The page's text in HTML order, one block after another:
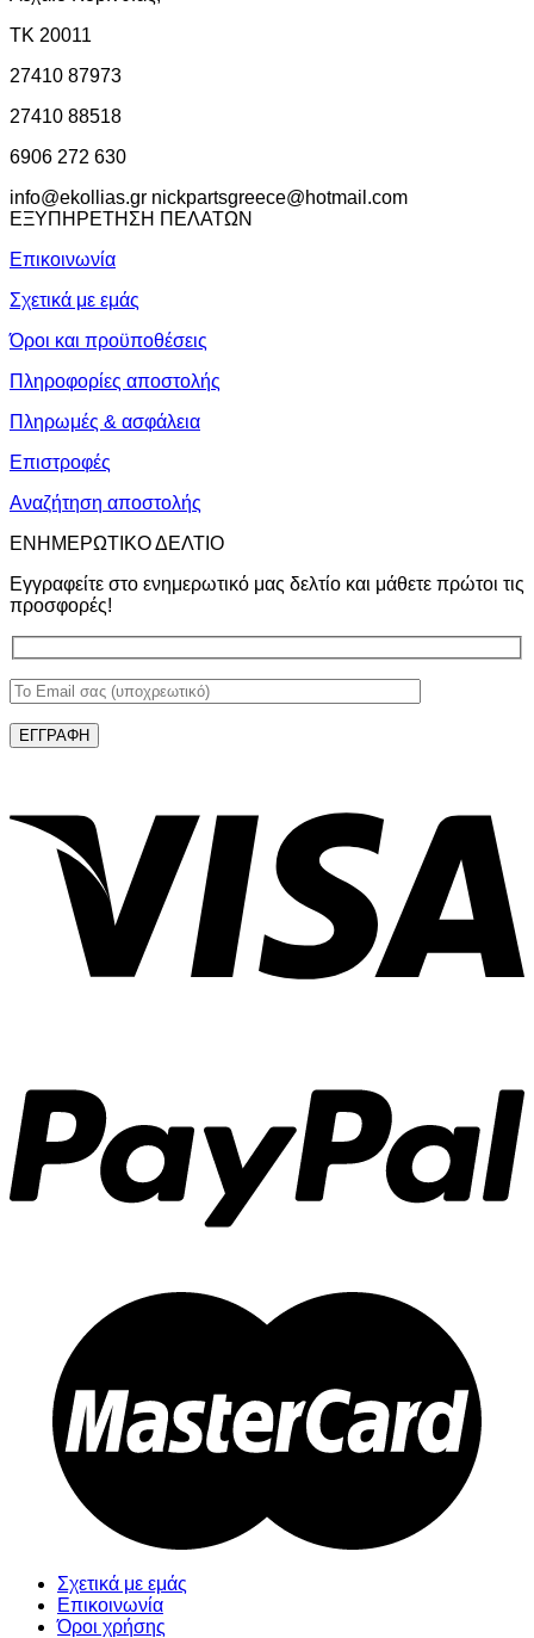
ΤΚ 20011
27410 87973
27410 88518
6906 272 630
info@ekollias.gr nickpartsgreece@hotmail.com
ΕΞΥΠΗΡΕΤΗΣΗ ΠΕΛΑΤΩΝ
Επικοινωνία
Σχετικά με εμάς
Όροι και προϋποθέσεις
Πληροφορίες αποστολής
Πληρωμές & ασφάλεια
Επιστροφές
Αναζήτηση αποστολής
ΕΝΗΜΕΡΩΤΙΚΟ ΔΕΛΤΙΟ
Εγγραφείτε στο ενημερωτικό μας δελτίο και μάθετε πρώτοι τις
προσφορές!
Σχετικά με εμάς
Επικοινωνία
Όροι χρήσης